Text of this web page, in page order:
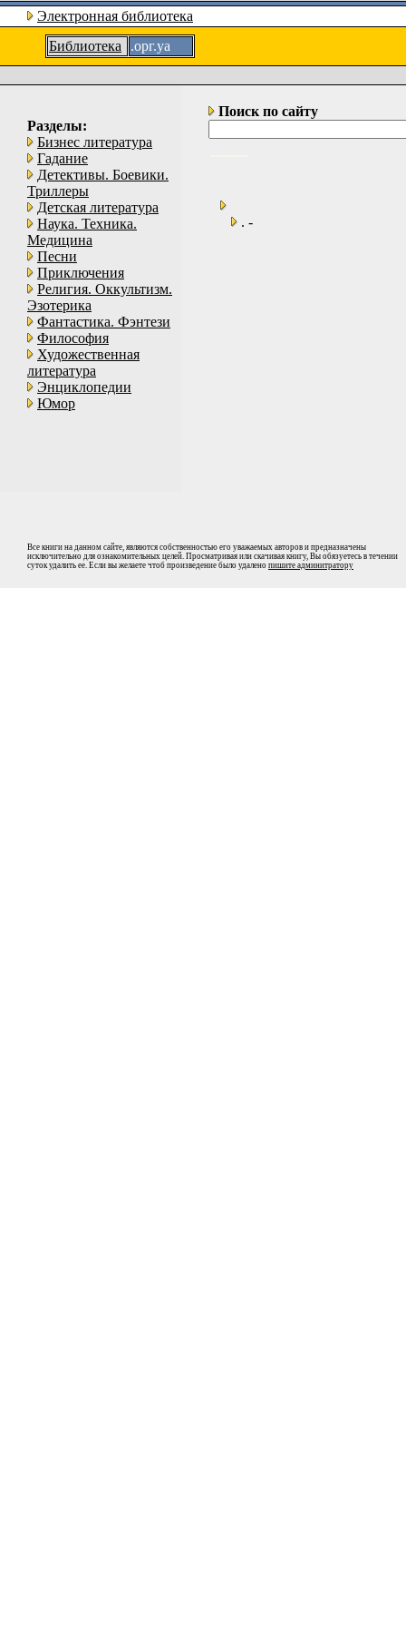
Электронная библиотека
Библиотека
.орг.уа
Разделы:
Бизнес литература
Гадание
Детективы. Боевики.
Триллеры
Детская литература
Наука. Техника.
Медицина
Песни
Приключения
Религия. Оккультизм.
Эзотерика
Фантастика. Фэнтези
Философия
Художественная
литература
Энциклопедии
Юмор
Поиск по сайту
. -
Все книги на данном сайте, являются собственностью его уважаемых авторов и предназначены
исключительно для ознакомительных целей. Просматривая или скачивая книгу, Вы обязуетесь в течении
суток удалить ее. Если вы желаете чтоб произведение было удалено пишите админитратору